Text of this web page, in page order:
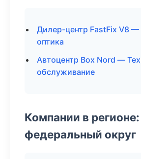
Дилер-центр FastFix V8 —
оптика
Автоцентр Box Nord —
обслуживание
Компании в
федеральный округ